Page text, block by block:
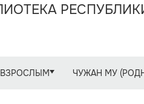
ВЗРОСЛЫМ ЧУЖАН МУ